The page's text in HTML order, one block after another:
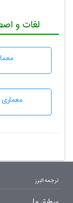
لغات و
ترجمه البرز